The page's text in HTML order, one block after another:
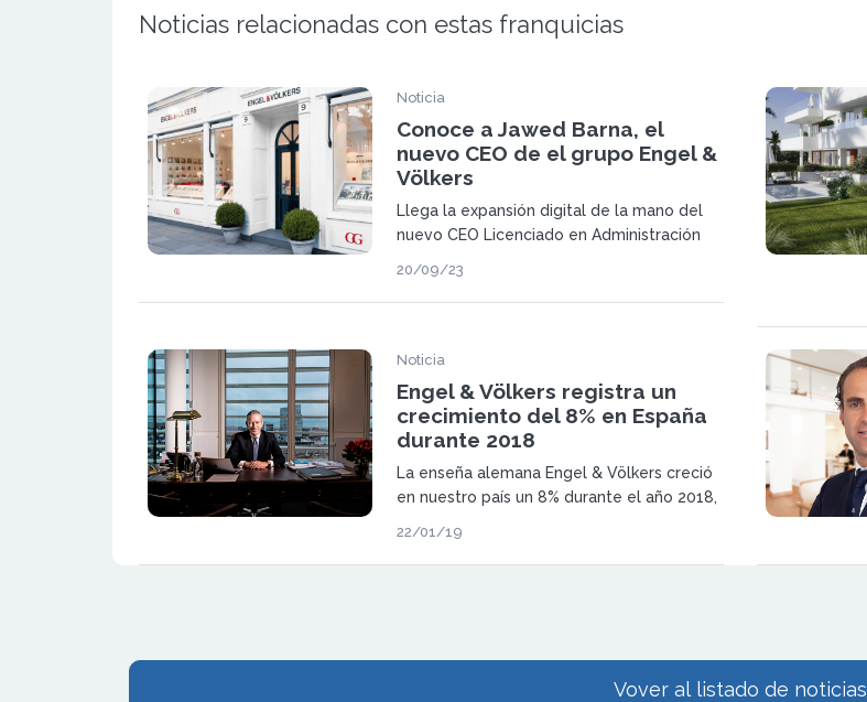
Noticias relacionadas con estas franquicias
Noticia
Conoce a Jawed Barna, el
nuevo CEO de el grupo Engel &
Völkers
Llega la expansión digital de la mano del
nuevo CEO Licenciado en Administración
experiencia a la marca con el fin de
conseguir el liderazgo del mercado
20/09/23
Noticia
Engel & Völkers registra un
crecimiento del 8% en España
durante 2018
La enseña alemana Engel & Völkers creció
en nuestro país un 8% durante el año 2018,
de 2.065 millones de €.
22/01/19
Vover al listado de noticias